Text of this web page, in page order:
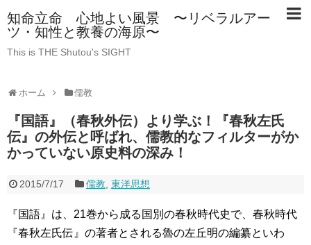
知命立命 心地よい風景 〜リベラルアー
ツ・知性と教養の海原〜
This is THE Shutou's SIGHT
ホーム 儒教
『国語』（春秋外伝）より学ぶ！『春秋左氏
伝』の外伝と呼ばれ、儒教的なフィルターがか
かっていない原史料の深み！
2015/7/17 儒教 東洋思想
『国語』は、21巻から成る国別の春秋時代史で、春秋時代
『春秋左氏伝』の著者とされる魯の左丘明の編纂といわ